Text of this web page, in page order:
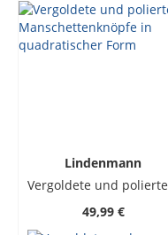
Lindenmann
49,99 €